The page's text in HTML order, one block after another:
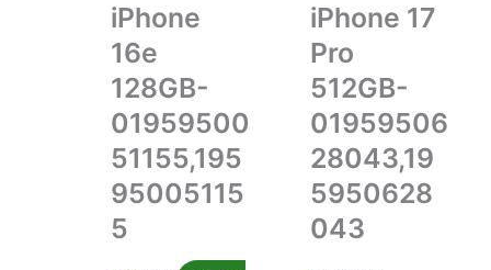
iPhone
16e
128GB-
01959500
51155,195
95005115
5
iPhone 17
Pro
512GB-
01959506
28043,19
5950628
043